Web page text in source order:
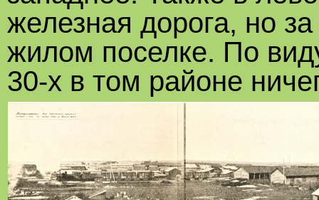
железная дорога, но
жилом поселке. По
30-х в том районе